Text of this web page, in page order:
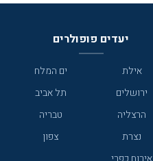
יעדים פופולרים
אילת
ים המלח
ירושלים
תל אביב
הרצליה
טבריה
נצרת
צפון